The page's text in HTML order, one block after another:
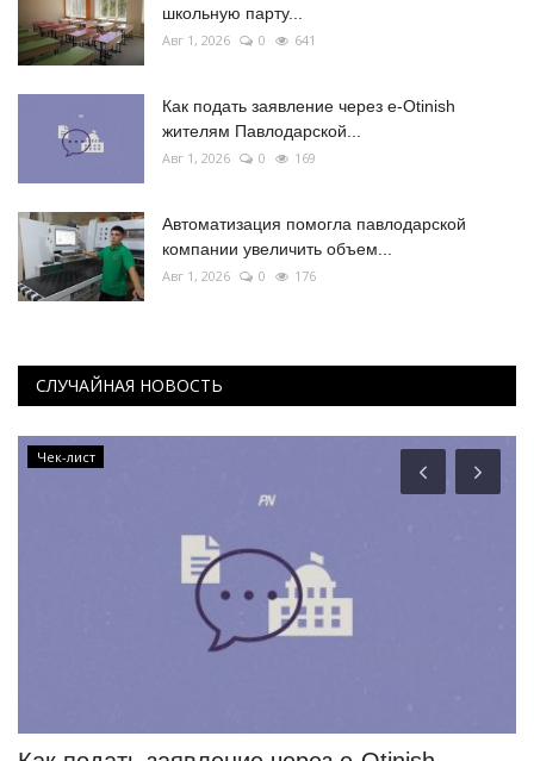
школьную парту...
Авг 1, 2026 0 641
Как подать заявление через e-Otinish
жителям Павлодарской...
Авг 1, 2026 0 169
Автоматизация помогла павлодарской
компании увеличить объем...
Авг 1, 2026 0 176
СЛУЧАЙНАЯ НОВОСТЬ
Чек-лист